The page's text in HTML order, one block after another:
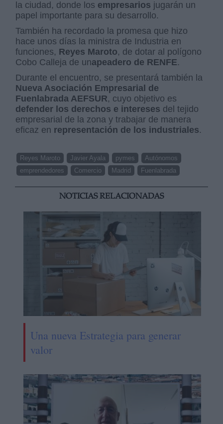
la ciudad, donde los empresarios jugarán un
papel importante para su desarrollo.
También ha recordado la promesa que hizo
hace unos días la ministra de Industria en
funciones, Reyes Maroto, de dotar al polígono
Cobo Calleja de unapeadero de RENFE.
Durante el encuentro, se presentará también la
Nueva Asociación Empresarial de
Fuenlabrada AEFSUR, cuyo objetivo es
defender los derechos e intereses del tejido
empresarial de la zona y trabajar de manera
eficaz en representación de los industriales.
Reyes Maroto Javier Ayala pymes
Autónomos
emprendedores
Comercio Madrid Fuenlabrada
NOTICIAS RELACIONADAS
Una nueva Estrategia para generar
valor